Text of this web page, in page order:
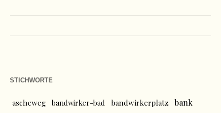
STICHWORTE
ascheweg bandwirker-bad bandwirkerplatz bank